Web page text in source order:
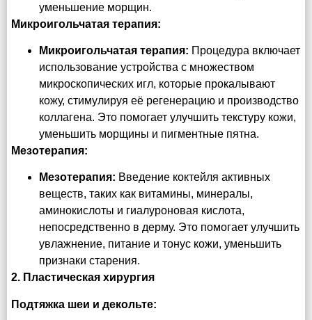
уменьшение морщин.
Микроигольчатая терапия:
Микроигольчатая терапия: Процедура включает
использование устройства с множеством
микроскопических игл, которые прокалывают
кожу, стимулируя её регенерацию и производство
коллагена. Это помогает улучшить текстуру кожи,
уменьшить морщины и пигментные пятна.
Мезотерапия:
Мезотерапия: Введение коктейля активных
веществ, таких как витамины, минералы,
аминокислоты и гиалуроновая кислота,
непосредственно в дерму. Это помогает улучшить
увлажнение, питание и тонус кожи, уменьшить
признаки старения.
2. Пластическая хирургия
Подтяжка шеи и декольте: